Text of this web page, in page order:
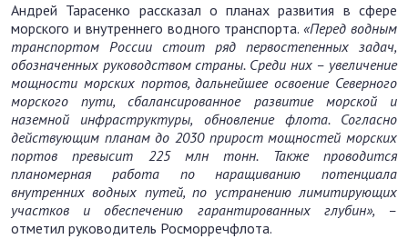
Андрей Тарасенко рассказал о планах развития в сфере
морского и внутреннего водного транспорта.«Перед водным
транспортом России стоит ряд первостепенных задач,
обозначенных руководством страны. Среди них – увеличение
мощности морских портов, дальнейшее освоение Северного
морского пути, сбалансированное развитие морской и
наземной инфраструктуры, обновление флота. Согласно
действующим планам до 2030 прирост мощностей морских
портов превысит 225 млн тонн. Также проводится
планомерная работа по наращиванию потенциала
внутренних водных путей, по устранению лимитирующих
участков и обеспечению гарантированных глубин», –
отметил руководитель Росморречфлота.